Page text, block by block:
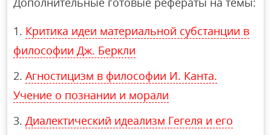
Критика идеи материальной субстанции в
философии Дж. Беркли
Агностицизм в философии И. Канта.
Учение о познании и морали
Диалектический идеализм Гегеля и его